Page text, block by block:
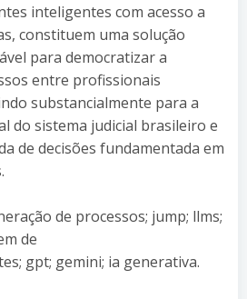
inteligentes com acesso a
constituem uma solução
para democratizar a
entre profissionais
substancialmente para a
do sistema judicial brasileiro e
de decisões fundamentada em
de processos; jump; llms;
de
gpt; gemini; ia generativa.